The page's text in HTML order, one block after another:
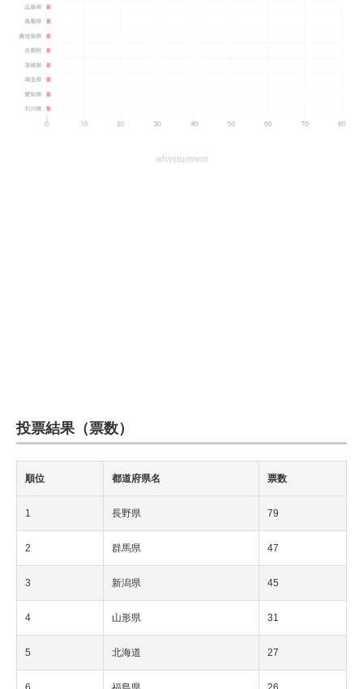
advertisement
投票結果（票数）
順位 都道府県名 票数
1 長野県 79
2 群馬県 47
3 新潟県 45
4 山形県 31
5 北海道 27